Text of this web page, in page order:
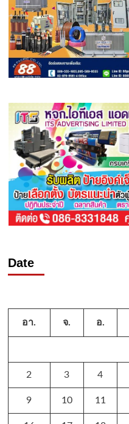
Date
อา. จ. อ.
2 3 4
9 10 11